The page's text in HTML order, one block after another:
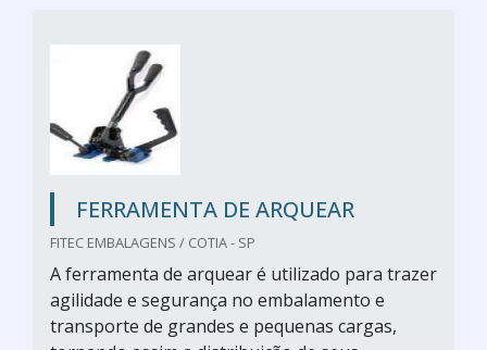
FERRAMENTA DE ARQUEAR
FITEC EMBALAGENS / COTIA - SP
A ferramenta de arquear é utilizado para trazer
agilidade e segurança no embalamento e
transporte de grandes e pequenas cargas,